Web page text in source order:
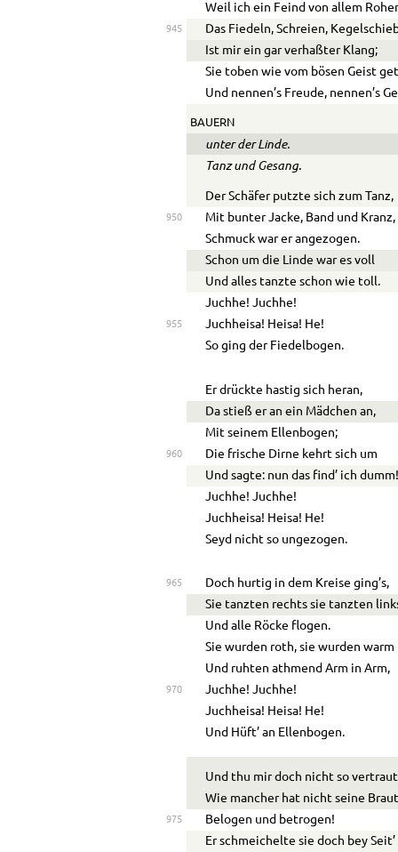
Weil ich ein Feind von allem
945
Das Fiedeln, Schreien,
Ist mir ein gar verhaßter Klang;
Sie toben wie vom bösen Geist
Und nennen’s Freude, nennen’s
BAUERN
unter der Linde.
Tanz und Gesang.
Der Schäfer putzte sich zum Tanz,
950
Mit bunter Jacke, Band und Kranz,
Schmuck war er angezogen.
Schon um die Linde war es voll
Und alles tanzte schon wie toll.
Juchhe! Juchhe!
955
Juchheisa! Heisa! He!
So ging der Fiedelbogen.
Er drückte hastig sich heran,
Da stieß er an ein Mädchen an,
Mit seinem Ellenbogen;
960
Die frische Dirne kehrt sich um
Und sagte: nun das find’ ich
Juchhe! Juchhe!
Juchheisa! Heisa! He!
Seyd nicht so ungezogen.
965
Doch hurtig in dem Kreise ging’s,
Sie tanzten rechts sie tanzten
Und alle Röcke flogen.
Sie wurden roth, sie wurden warm
Und ruhten athmend Arm in Arm,
970
Juchhe! Juchhe!
Juchheisa! Heisa! He!
Und Hüft’ an Ellenbogen.
Und thu mir doch nicht so
Wie mancher hat nicht seine
975
Belogen und betrogen!
Er schmeichelte sie doch bey Seit’